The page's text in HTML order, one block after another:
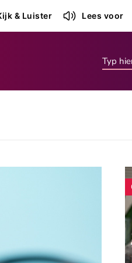
& Luister Lees voor